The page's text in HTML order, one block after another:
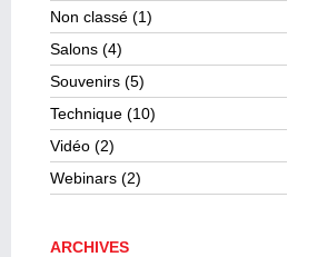
Non classé (1)
Salons (4)
Souvenirs (5)
Technique (10)
Vidéo (2)
Webinars (2)
ARCHIVES